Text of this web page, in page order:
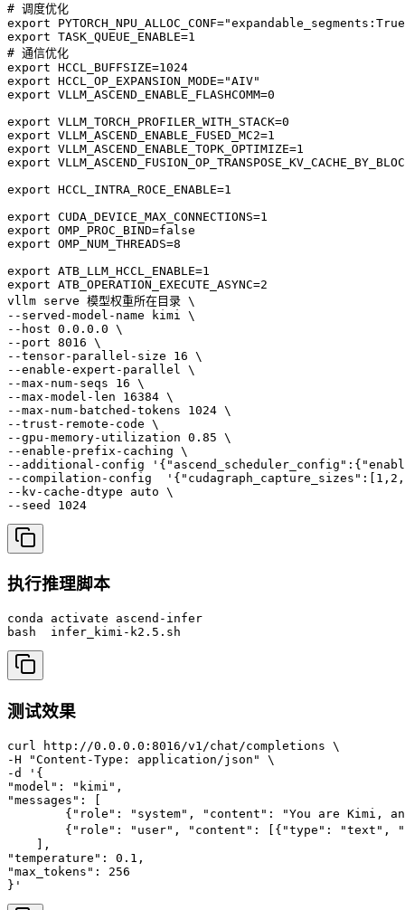
# 调度优化
export
export TASK_QUEUE_ENABLE=1
# 通信优化
export HCCL_BUFFSIZE=1024
export HCCL_OP_EXPANSION_MODE="AIV"
export VLLM_ASCEND_ENABLE_FLASHCOMM=0
export VLLM_TORCH_PROFILER_WITH_STACK=0
export VLLM_ASCEND_ENABLE_FUSED_MC2=1
export VLLM_ASCEND_ENABLE_TOPK_OPTIMIZE=1
export
export HCCL_INTRA_ROCE_ENABLE=1
export CUDA_DEVICE_MAX_CONNECTIONS=1
export OMP_PROC_BIND=false
export OMP_NUM_THREADS=8
export ATB_LLM_HCCL_ENABLE=1
export ATB_OPERATION_EXECUTE_ASYNC=2
vllm serve 模型权重所在目录 \
--served-model-name kimi \
--host 0.0.0.0 \
--port 8016 \
--tensor-parallel-size 16 \
--enable-expert-parallel \
--max-num-seqs 16 \
--max-model-len 16384 \
--max-num-batched-tokens 1024 \
--trust-remote-code \
--gpu-memory-utilization 0.85 \
--enable-prefix-caching \
--additional-config
--compilation-config
--kv-cache-dtype auto \
--seed 1024
执行推理脚本
conda activate ascend-infer
bash  infer_kimi-k2.5.sh
测试效果
curl http://0.0.0.0:8016/v1/chat/completions \
-H "Content-Type: application/json" \
-d '{
"model": "kimi",
"messages": [
{"role": "system", "content": "You are Kimi,
{"role": "user", "content": [{"type": "text",
    ],
"temperature": 0.1,
"max_tokens": 256
}'